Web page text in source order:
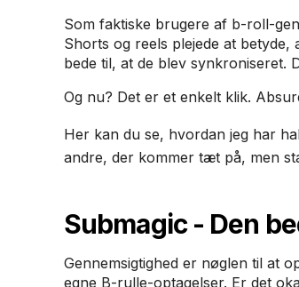
Som faktiske brugere af b-roll-
Shorts og reels plejede at
bede til, at de blev synkroniseret.
Og nu? Det er et enkelt klik.
Her kan du se, hvordan jeg har
andre, der kommer tæt på, men
Submagic - Den
Gennemsigtighed er nøglen til at
egne B-rulle-optagelser. Er det